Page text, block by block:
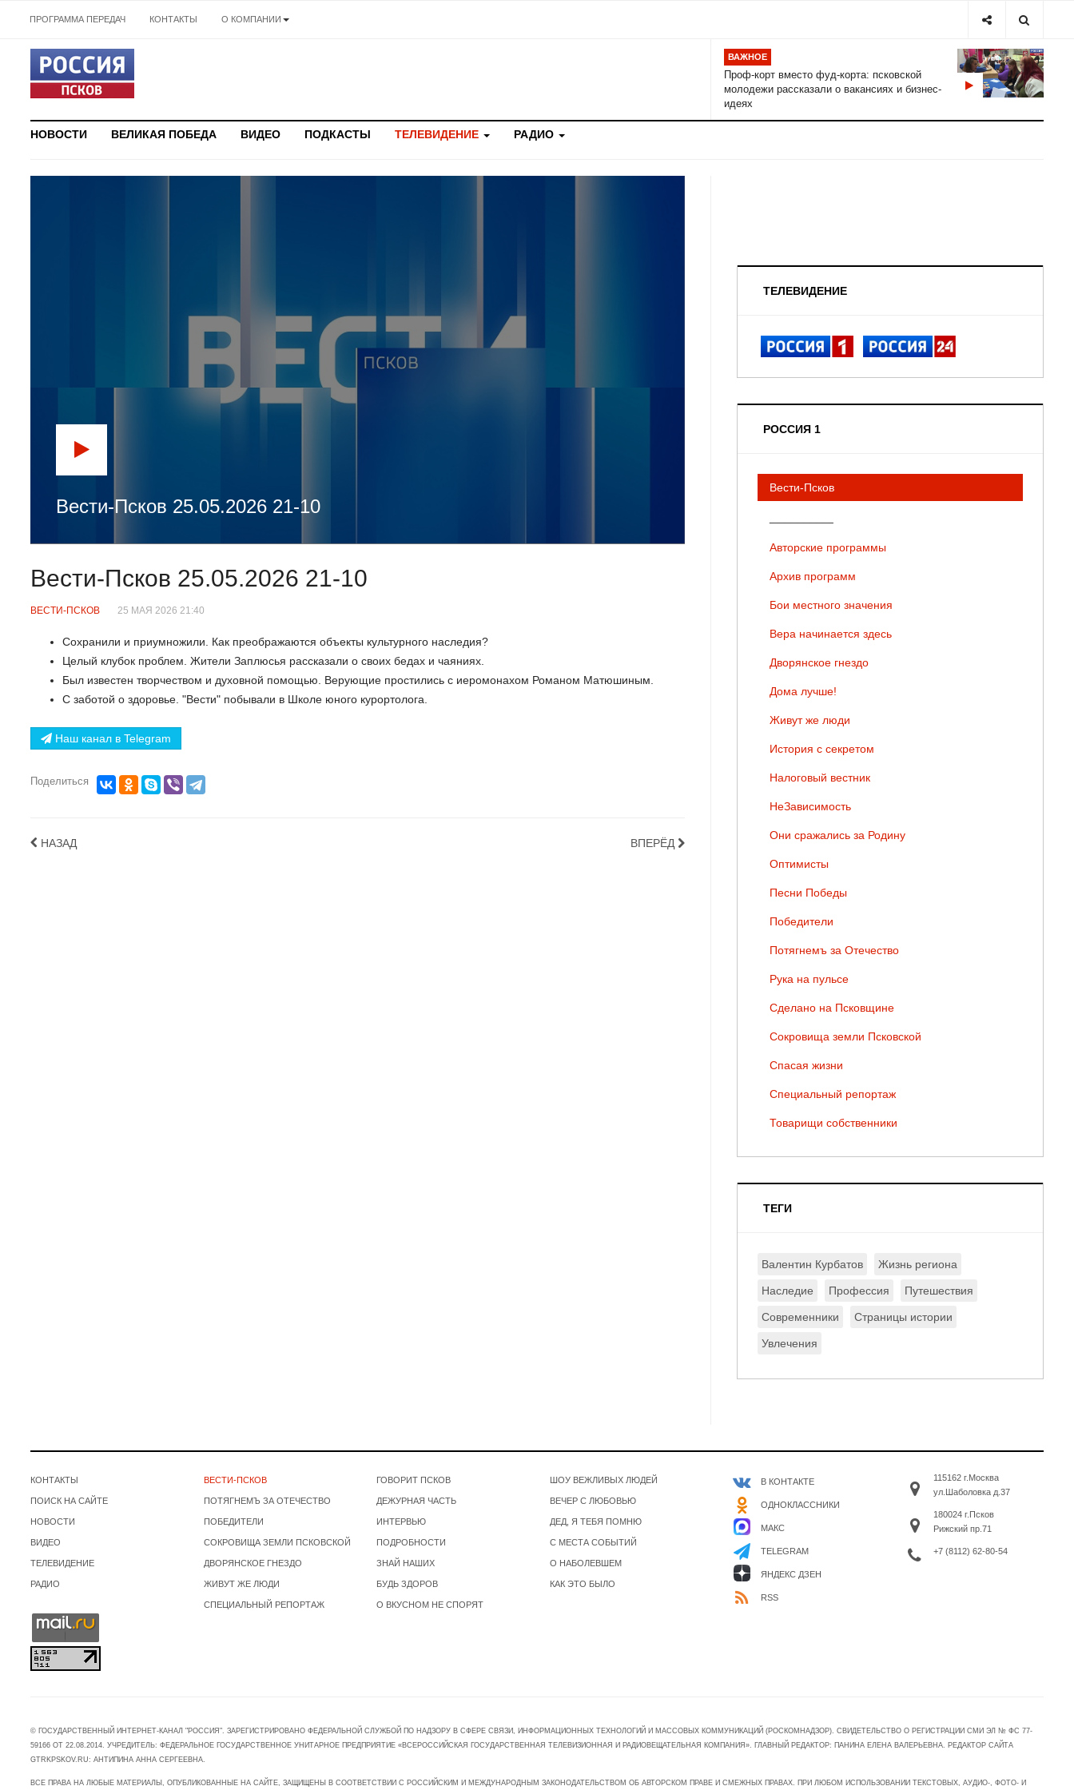
ПРОГРАММА ПЕРЕДАЧ КОНТАКТЫ О КОМПАНИИ
ВАЖНОЕ
Проф-корт вместо фуд-корта: псковской
молодежи рассказали о вакансиях и бизнес-
идеях
НОВОСТИ ВЕЛИКАЯ ПОБЕДА ВИДЕО ПОДКАСТЫ ТЕЛЕВИДЕНИЕ РАДИО
Вести-Псков 25.05.2026 21-10
Вести-Псков 25.05.2026 21-10
ВЕСТИ-ПСКОВ 25 МАЯ 2026 21:40
Сохранили и приумножили. Как преображаются объекты культурного наследия?
Целый клубок проблем. Жители Заплюсья рассказали о своих бедах и чаяниях.
Был известен творчеством и духовной помощью. Верующие простились с иеромонахом Романом Матюшиным.
С заботой о здоровье. "Вести" побывали в Школе юного курортолога.
Наш канал в Telegram
Поделиться
НАЗАД ВПЕРЁД
ТЕЛЕВИДЕНИЕ
РОССИЯ 1
Вести-Псков
Авторские программы
Архив программ
Бои местного значения
Вера начинается здесь
Дворянское гнездо
Дома лучше!
Живут же люди
История с секретом
Налоговый вестник
НеЗависимость
Они сражались за Родину
Оптимисты
Песни Победы
Победители
Потягнемъ за Отечество
Рука на пульсе
Сделано на Псковщине
Сокровища земли Псковской
Спасая жизни
Специальный репортаж
Товарищи собственники
ТЕГИ
Валентин Курбатов Жизнь региона
Наследие Профессия Путешествия
Современники Страницы истории
Увлечения
КОНТАКТЫ
ПОИСК НА САЙТЕ
НОВОСТИ
ВИДЕО
ТЕЛЕВИДЕНИЕ
РАДИО
ВЕСТИ-ПСКОВ
ПОТЯГНЕМЪ ЗА ОТЕЧЕСТВО
ПОБЕДИТЕЛИ
СОКРОВИЩА ЗЕМЛИ ПСКОВСКОЙ
ДВОРЯНСКОЕ ГНЕЗДО
ЖИВУТ ЖЕ ЛЮДИ
СПЕЦИАЛЬНЫЙ РЕПОРТАЖ
ГОВОРИТ ПСКОВ
ДЕЖУРНАЯ ЧАСТЬ
ИНТЕРВЬЮ
ПОДРОБНОСТИ
ЗНАЙ НАШИХ
БУДЬ ЗДОРОВ
О ВКУСНОМ НЕ СПОРЯТ
ШОУ ВЕЖЛИВЫХ ЛЮДЕЙ
ВЕЧЕР С ЛЮБОВЬЮ
ДЕД, Я ТЕБЯ ПОМНЮ
С МЕСТА СОБЫТИЙ
О НАБОЛЕВШЕМ
КАК ЭТО БЫЛО
В КОНТАКТЕ
ОДНОКЛАССНИКИ
МАКС
TELEGRAM
ЯНДЕКС ДЗЕН
RSS
115162 г.Москва
ул.Шаболовка д.37
180024 г.Псков
Рижский пр.71
+7 (8112) 62-80-54
© ГОСУДАРСТВЕННЫЙ ИНТЕРНЕТ-КАНАЛ "РОССИЯ". ЗАРЕГИСТРИРОВАНО ФЕДЕРАЛЬНОЙ СЛУЖБОЙ ПО НАДЗОРУ В СФЕРЕ СВЯЗИ, ИНФОРМАЦИОННЫХ ТЕХНОЛОГИЙ И МАССОВЫХ КОММУНИКАЦИЙ (РОСКОМНАДЗОР). СВИДЕТЕЛЬСТВО О РЕГИСТРАЦИИ СМИ ЭЛ № ФС 77-
59166 ОТ 22.08.2014. УЧРЕДИТЕЛЬ: ФЕДЕРАЛЬНОЕ ГОСУДАРСТВЕННОЕ УНИТАРНОЕ ПРЕДПРИЯТИЕ «ВСЕРОССИЙСКАЯ ГОСУДАРСТВЕННАЯ ТЕЛЕВИЗИОННАЯ И РАДИОВЕЩАТЕЛЬНАЯ КОМПАНИЯ». ГЛАВНЫЙ РЕДАКТОР: ПАНИНА ЕЛЕНА ВАЛЕРЬЕВНА. РЕДАКТОР САЙТА
GTRKPSKOV.RU: АНТИПИНА АННА СЕРГЕЕВНА.
ВСЕ ПРАВА НА ЛЮБЫЕ МАТЕРИАЛЫ, ОПУБЛИКОВАННЫЕ НА САЙТЕ, ЗАЩИЩЕНЫ В СООТВЕТСТВИИ С РОССИЙСКИМ И МЕЖДУНАРОДНЫМ ЗАКОНОДАТЕЛЬСТВОМ ОБ АВТОРСКОМ ПРАВЕ И СМЕЖНЫХ ПРАВАХ. ПРИ ЛЮБОМ ИСПОЛЬЗОВАНИИ ТЕКСТОВЫХ, АУДИО-, ФОТО- И